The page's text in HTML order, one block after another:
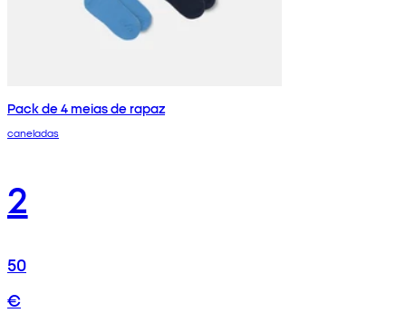
Pack de 4 meias de rapaz
caneladas
2
50
€